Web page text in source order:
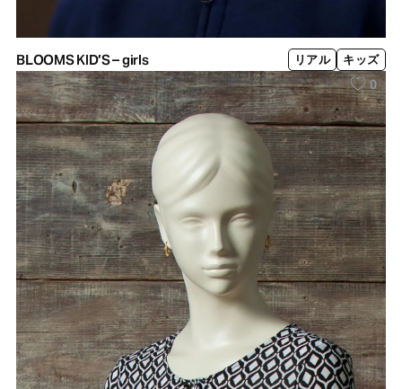
BLOOMS KID’S – girls リアル キッズ
0